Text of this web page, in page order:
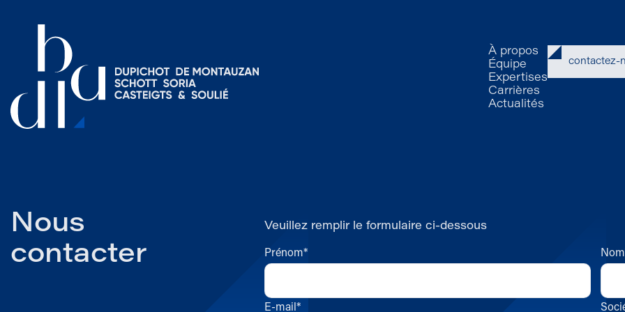
À propos
Équipe
Expertises
Carrières
Actualités
contactez-
Nous
contacter
Veuillez remplir le formulaire ci-dessous
Prénom*
E-mail*